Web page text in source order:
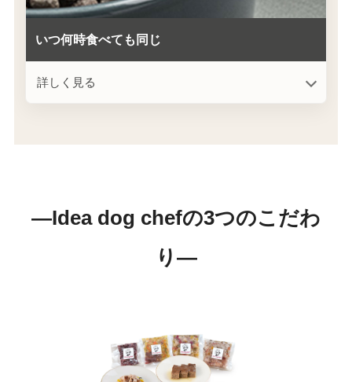
いつ何時食べても同じ
詳しく見る
―Idea dog chefの3つのこだわ
り―